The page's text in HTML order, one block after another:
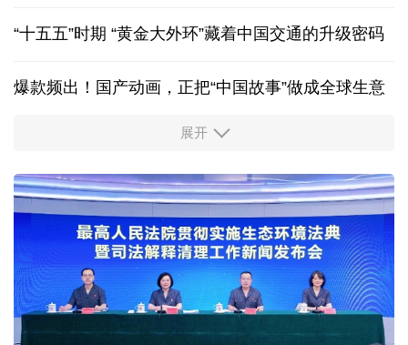
“十五五”时期 “黄金大外环”藏着中国交通的升级密码
爆款频出！国产动画，正把“中国故事”做成全球生意
高品质文旅燃动消费市场
新型电网激活万亿级投资 重塑能源产业新格局
三晋大地风物新丨“海水”进村 原平养出鲜甜对虾
我国渤海首个千亿方大气田一期开发项目全面投产
展开